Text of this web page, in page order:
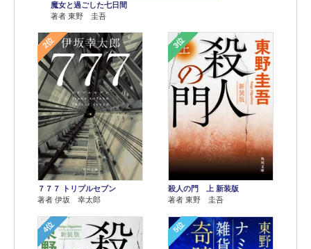
魔女と過ごした七日間
著者 東野 圭吾
2位
７７７ トリプルセブン
著者 伊坂 幸太郎
3位
殺人の門 上 新装版
著者 東野 圭吾
4位 5位